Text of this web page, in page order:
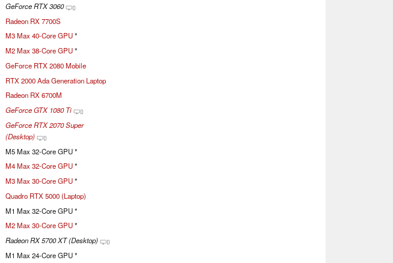
GeForce RTX 3060
Radeon RX 7700S
M3 Max 40-Core GPU*
M2 Max 38-Core GPU*
GeForce RTX 2080 Mobile
RTX 2000 Ada Generation Laptop
Radeon RX 6700M
GeForce GTX 1080 Ti
GeForce RTX 2070 Super
(Desktop)
M5 Max 32-Core GPU *
M4 Max 32-Core GPU*
M3 Max 30-Core GPU*
Quadro RTX 5000 (Laptop)
M1 Max 32-Core GPU *
M2 Max 30-Core GPU*
Radeon RX 5700 XT (Desktop)
M1 Max 24-Core GPU *